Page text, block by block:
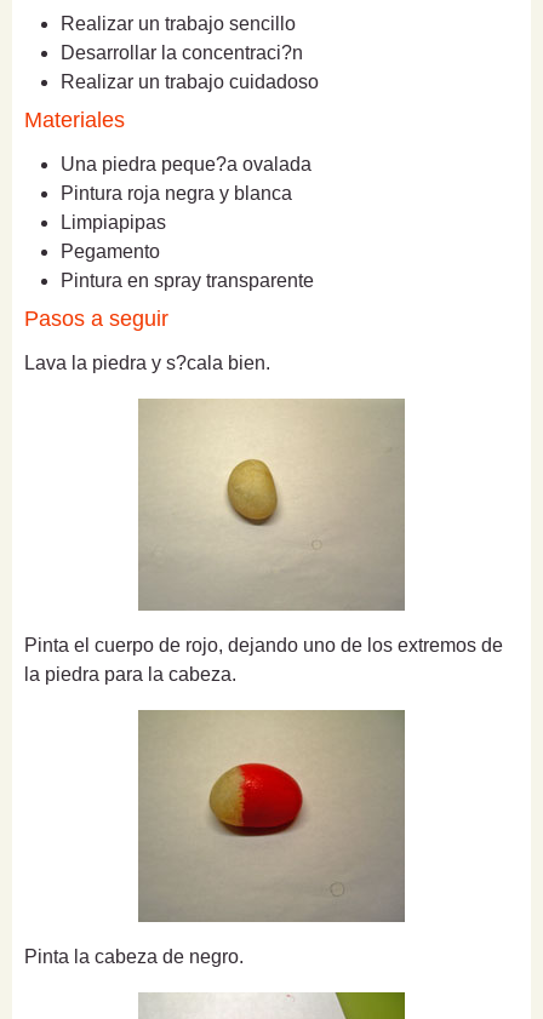
Realizar un trabajo sencillo
Desarrollar la concentraci?n
Realizar un trabajo cuidadoso
Materiales
Una piedra peque?a ovalada
Pintura roja negra y blanca
Limpiapipas
Pegamento
Pintura en spray transparente
Pasos a seguir
Lava la piedra y s?cala bien.
Pinta el cuerpo de rojo, dejando uno de los extremos de
la piedra para la cabeza.
Pinta la cabeza de negro.